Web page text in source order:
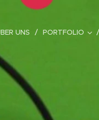
UNS PORTFOLIO